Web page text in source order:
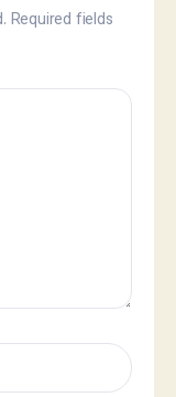
Required fields